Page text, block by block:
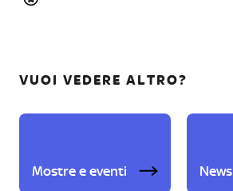
VUOI VEDERE ALTRO?
Mostre e eventi News